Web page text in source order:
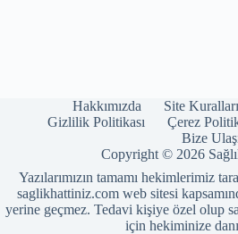
Hakkımızda
Site
Gizlilik Politikası
Çerez
Bize
Copyright © 2026
Yazılarımızın tamamı hekimlerimiz
saglikhattiniz.com web sitesi
yerine geçmez. Tedavi kişiye özel olup
için hekiminize